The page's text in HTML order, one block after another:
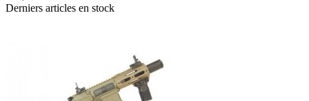
Derniers articles en stock